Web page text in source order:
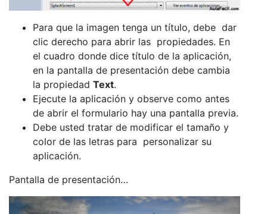
Para que la imagen tenga un título, debe dar
clic derecho para abrir las propiedades. En
el cuadro donde dice título de la aplicación,
en la pantalla de presentación debe cambia
la propiedad Text.
Ejecute la aplicación y observe como antes
de abrir el formulario hay una pantalla previa.
Debe usted tratar de modificar el tamaño y
color de las letras para personalizar su
aplicación.
Pantalla de presentación…